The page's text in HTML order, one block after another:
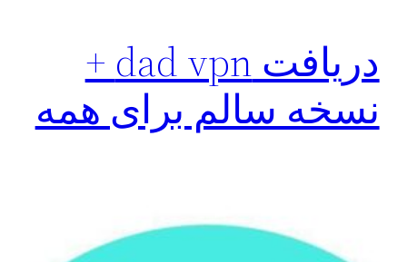
دریافت dad vpn +
نسخه سالم برای همه